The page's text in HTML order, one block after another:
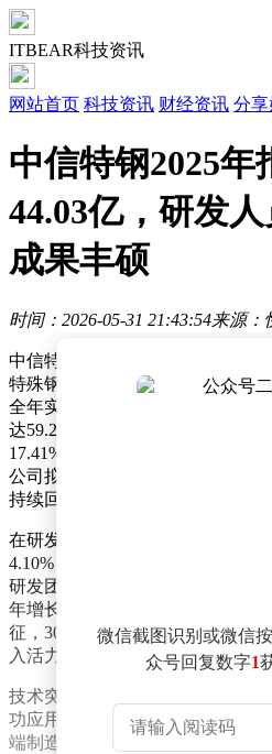
ITBEAR科技资讯
网站首页 科技资讯 财经资讯 分
中信特钢2025年
44.03亿，研发
成果丰硕
时间：2026-05-31 21:43:54来源：
中信特钢（000708）近日发布
特殊钢材料领域的创新实力与稳
全年实现营业收入1073.73亿元，
达59.29亿元，同比增长15.67%；
17.41%；经营活动现金流净额
公司拟向全体股东每10股派发现
持续回馈投资者。
在研发投入方面，公司全年投入
4.10%，虽同比减少4.34%，但近
研发团队规模持续扩大，当期研
年增长13.09%，占比提升至
征，30岁以下员工680人，30-40
入活力。
技术突破成果显著。公司自主研
功应用于常泰长江大桥等国家超
端制造等领域实现5项关键材料产
微信截图识别或微信
众号回复数字1